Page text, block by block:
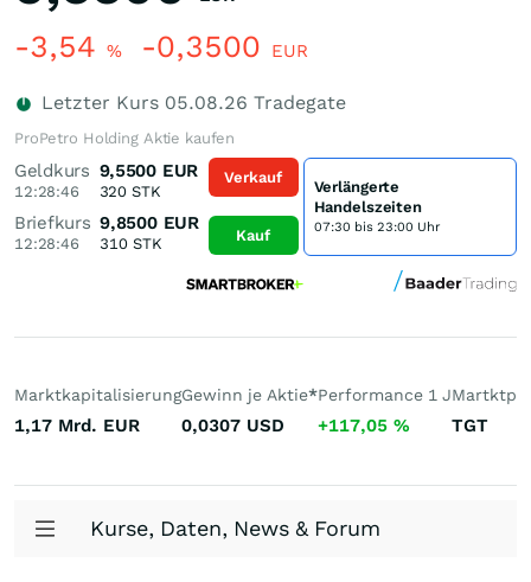
-3,54 % -0,3500 EUR
Letzter Kurs 05.08.26 Tradegate
ProPetro Holding Aktie kaufen
Geldkurs
12:28:46
9,5500 EUR
320 STK
Briefkurs
12:28:46
9,8500 EUR
310STK
Verkauf
Kauf
Verlängerte
Handelszeiten
07:30 bis 23:00 Uhr
Marktkapitalisierung
1,17 Mrd. EUR
Gewinn je Aktie*
0,0307 USD
Performance 1 J
+117,05 % TGT
Kurse, Daten, News & Forum